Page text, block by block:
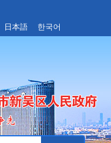
日本語 한국어